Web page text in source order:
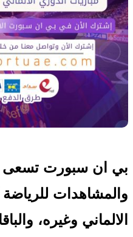
بي ان سبورت تسعى
والمشاهدات
الالماني وغيره،